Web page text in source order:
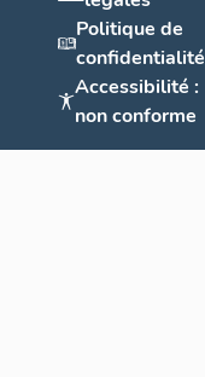
Politique de
confidentialité
Accessibilité :
non conforme